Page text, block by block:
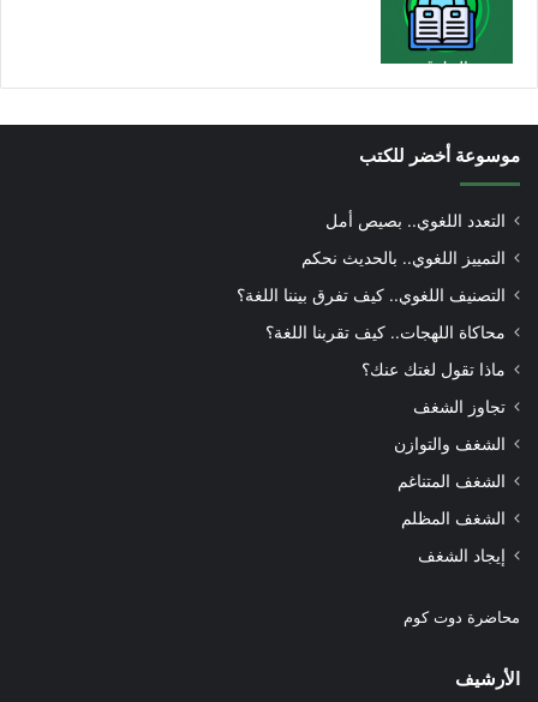
موسوعة أخضر للكتب
التعدد اللغوي.. بصيص أمل
التمييز اللغوي.. بالحديث نحكم
التصنيف اللغوي.. كيف تفرق بيننا اللغة؟
محاكاة اللهجات.. كيف تقربنا اللغة؟
ماذا تقول لغتك عنك؟
تجاوز الشغف
الشغف والتوازن
الشغف المتناغم
الشغف المظلم
إيجاد الشغف
محاضرة دوت كوم
الأرشيف